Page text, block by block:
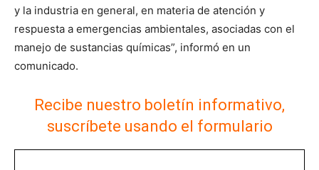
y la industria en general, en materia de atención y
respuesta a emergencias ambientales, asociadas con el
manejo de sustancias químicas”, informó en un
comunicado.
Recibe nuestro boletín informativo,
suscríbete usando el formulario